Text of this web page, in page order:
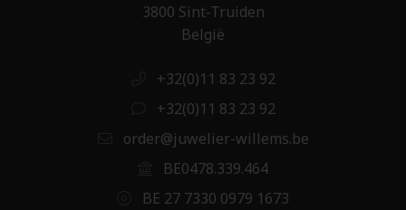
3800 Sint-Truiden
België
+32(0)11 83 23 92
+32(0)11 83 23 92
order@juwelier-willems.be
BE0478.339.464
BE 27 7330 0979 1673